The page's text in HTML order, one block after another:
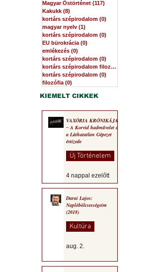
Magyar Őstörténet (117)
Kakukk (8)
kortárs szépirodalom (0)
magyar nyelv (1)
kortárs szépirodalom (0)
EU bürokrácia (0)
emlékezés (0)
kortárs szépirodalom (0)
kortárs szépirodalom filozófia
kortárs szépirodalom (0)
filozófia (0)
KIEMELT CIKKEK
VAXÓRIA KRÓNIKÁJA
‒ A Korvid hadművelet és
a Láthatatlan Gépezet
évtizede
Új Történelem
4 nappal ezelőtt
Darai Lajos:
Naplóbölcsességeim
(2018)
Kultúra
aug. 2.